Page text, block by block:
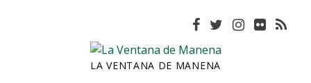
LA VENTANA DE MANENA